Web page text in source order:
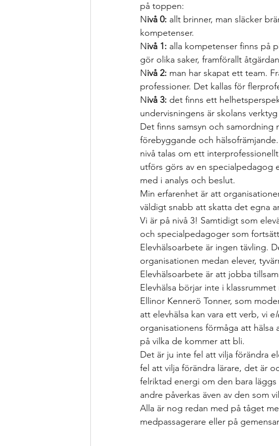
på toppen:
Nivå 0: allt brinner, man släcker
kompetenser.
Nivå 1: alla kompetenser finns på
gör olika saker, framförallt
Nivå 2: man har skapat ett team.
professioner. Det kallas för
Nivå 3: det finns ett
undervisningens är skolans
Det finns samsyn och samordning
förebyggande och
nivå talas om ett
utförs görs av en specialpedagog
med i analys och beslut.
Min erfarenhet är att
väldigt snabb att skatta det egna
Vi är på nivå 3! Samtidigt som
och specialpedagoger som
Elevhälsoarbete är ingen tävling.
organisationen medan elever,
Elevhälsoarbete är att jobba
Elevhälsa börjar inte i
Ellinor Kennerö Tonner, som
att elevhälsa kan vara ett verb, vi e
organisationens förmåga att hälsa
på vilka de kommer att bli.
Det är ju inte fel att vilja förändra
fel att vilja förändra lärare, det är
felriktad energi om den bara
andre påverkas även av den som
Alla är nog redan med på tåget
medpassagerare eller på